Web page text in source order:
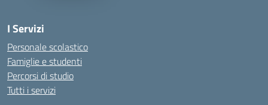
I Servizi
Personale scolastico
Famiglie e studenti
Percorsi di studio
Tutti i servizi